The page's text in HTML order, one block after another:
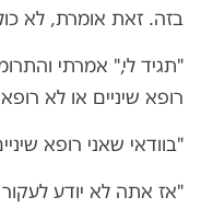
בזה. זאת אומרת, לא
"תגיד לי," אמרתי
רופא שיניים או לא רופא
"בוודאי שאני רופא
"אז אתה לא יודע